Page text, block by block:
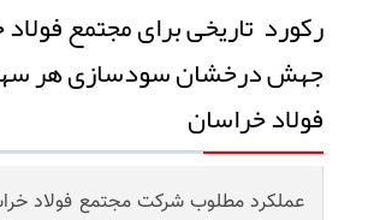
رکورد تاریخی برای مجتمع
جهش درخشان سودسازی هر
فولاد خراسان